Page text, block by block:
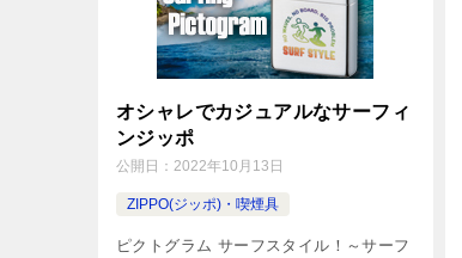
オシャレでカジュアルなサーフィ
ンジッポ
公開日： 2022年10月13日
ZIPPO(ジッポ)・喫煙具
ピクトグラム サーフスタイル！～サーフ